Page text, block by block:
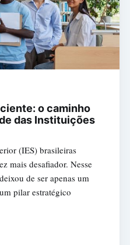
o caminho
das Instituições
(IES) brasileiras
mais desafiador. Nesse
de ser apenas um
pilar estratégico